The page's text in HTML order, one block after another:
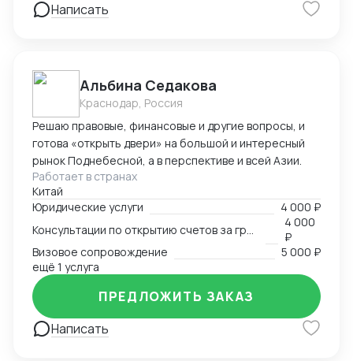
Написать
Альбина Седакова
Краснодар, Россия
Решаю правовые, финансовые и другие вопросы, и
готова «открыть двери» на большой и интересный
рынок Поднебесной, а в перспективе и всей Азии.
Работает в странах
Китай
Юридические услуги
4 000 ₽
4 000
₽
Визовое сопровождение
5 000 ₽
ещё 1 услуга
Написать
ПРЕДЛОЖИТЬ ЗАКАЗ